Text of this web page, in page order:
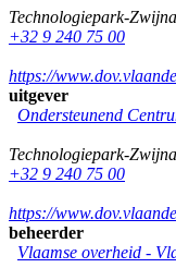
Technologiepark-
+32 9 240 75 00
https://
uitgever
Ondersteunend
Technologiepark-
+32 9 240 75 00
https://
beheerder
Vlaamse overheid -